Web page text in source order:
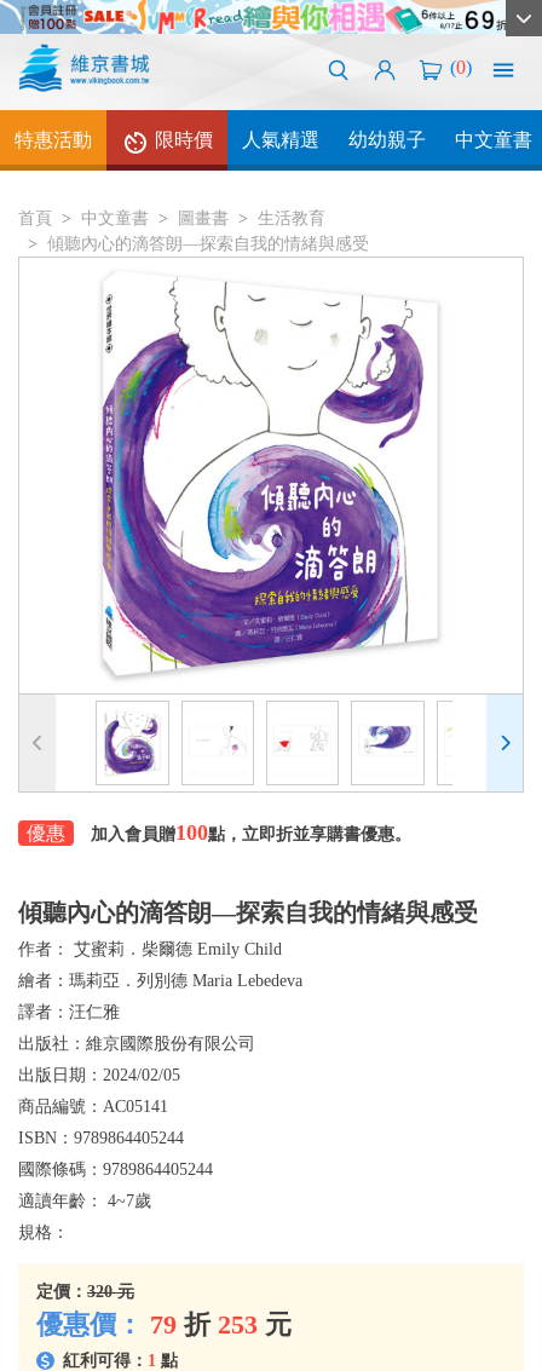
(0)
特惠活動 限時價 人氣精選 幼幼親子 中文童書
首頁 中文童書 圖畫書
生活教育
傾聽內心的滴答朗—探索自我的情緒與感受
優惠 加入會員贈100點，立即折並享購書優惠。
傾聽內心的滴答朗—探索自我的情緒與感受
作者： 艾蜜莉．柴爾德 Emily Child
繪者： 瑪莉亞．列別德 Maria Lebedeva
譯者： 汪仁雅
出版社： 維京國際股份有限公司
出版日期： 2024/02/05
商品編號： AC05141
ISBN： 9789864405244
國際條碼： 9789864405244
適讀年齡： 4~7歲
規格：
定價： 320 元
優惠價： 79 折 253 元
紅利可得： 1 點